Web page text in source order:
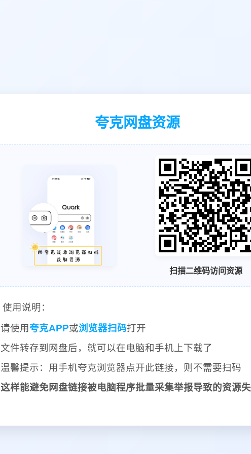
夸克网盘资源
扫描二维码访问资源
使用说明：
请使用夸克APP或浏览器扫码打开
文件转存到网盘后，就可以在电脑和手机上下载了
温馨提示：用手机夸克浏览器点开此链接，则不需要扫码
这样能避免网盘链接被电脑程序批量采集举报导致的资源